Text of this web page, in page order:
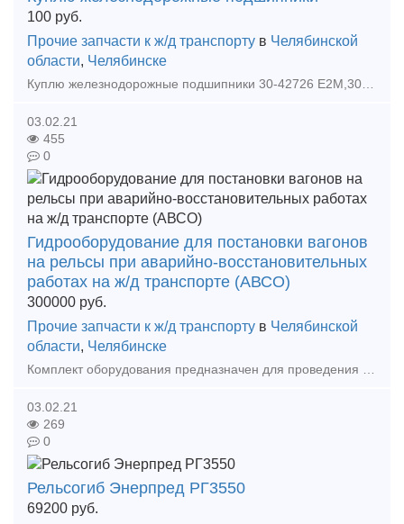
100 руб.
Прочие запчасти к ж/д транспорту в Челябинской
области, Челябинске
03.02.21
455
0
Гидрооборудование для постановки вагонов
на рельсы при аварийно-восстановительных
работах на ж/д транспорте (АВСО)
300000 руб.
Прочие запчасти к ж/д транспорту в Челябинской
области, Челябинске
03.02.21
269
0
Рельсогиб Энерпред РГ3550
69200 руб.